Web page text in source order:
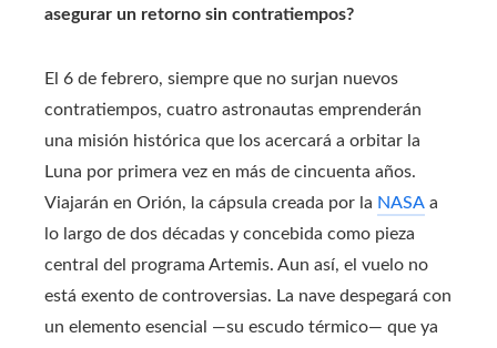
asegurar un retorno sin contratiempos?
El 6 de febrero, siempre que no surjan nuevos
contratiempos, cuatro astronautas emprenderán
una misión histórica que los acercará a orbitar la
Luna por primera vez en más de cincuenta años.
Viajarán en Orión, la cápsula creada por la NASA a
lo largo de dos décadas y concebida como pieza
central del programa Artemis. Aun así, el vuelo no
está exento de controversias. La nave despegará con
un elemento esencial —su escudo térmico— que ya